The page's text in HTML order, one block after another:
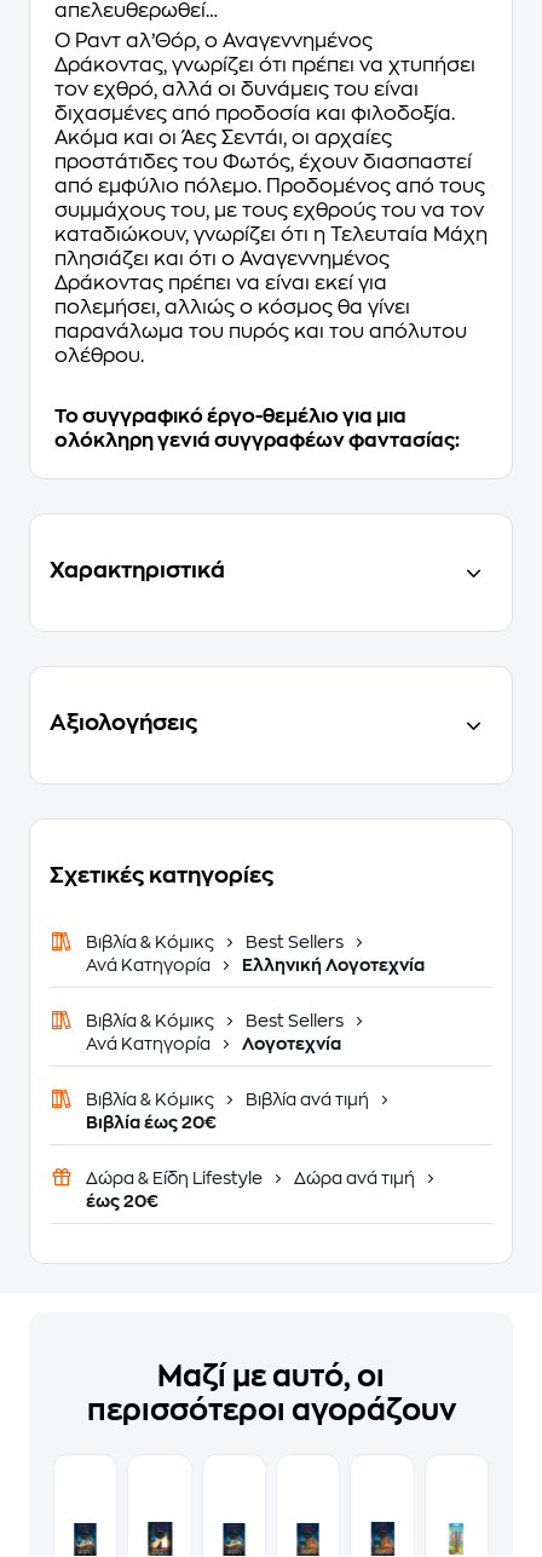
απελευθερωθεί…
Ο Ραντ αλ’Θόρ, ο Αναγεννημένος
Δράκοντας, γνωρίζει ότι πρέπει να χτυπήσει
τον εχθρό, αλλά οι δυνάμεις του είναι
διχασμένες από προδοσία και φιλοδοξία.
Ακόμα και οι Άες Σεντάι, οι αρχαίες
προστάτιδες του Φωτός, έχουν διασπαστεί
από εμφύλιο πόλεμο. Προδομένος από τους
συμμάχους του, με τους εχθρούς του να τον
καταδιώκουν, γνωρίζει ότι η Τελευταία Μάχη
πλησιάζει και ότι ο Αναγεννημένος
Δράκοντας πρέπει να είναι εκεί για
πολεμήσει, αλλιώς ο κόσμος θα γίνει
παρανάλωμα του πυρός και του απόλυτου
ολέθρου.
Το συγγραφικό έργο-θεμέλιο για μια
ολόκληρη γενιά συγγραφέων φαντασίας:
Χαρακτηριστικά
Αξιολογήσεις
Σχετικές κατηγορίες
Βιβλία & Κόμικς
Best Sellers
Ανά Κατηγορία
Ελληνική Λογοτεχνία
Βιβλία & Κόμικς
Best Sellers
Ανά Κατηγορία
Λογοτεχνία
Βιβλία & Κόμικς
Βιβλία ανά τιμή
Βιβλία έως 20€
Δώρα & Είδη Lifestyle
Δώρα ανά τιμή
έως 20€
Μαζί με αυτό, οι
περισσότεροι αγοράζουν